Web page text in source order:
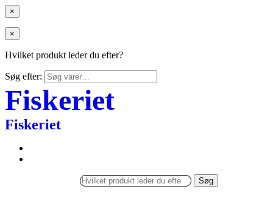
×
×
Hvilket produkt leder du efter?
Søg efter:
Fiskeriet
Fiskeriet
Søg